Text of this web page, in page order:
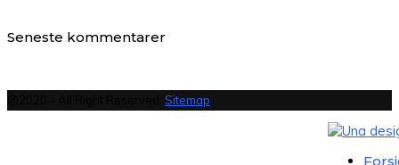
Seneste kommentarer
Sitemap